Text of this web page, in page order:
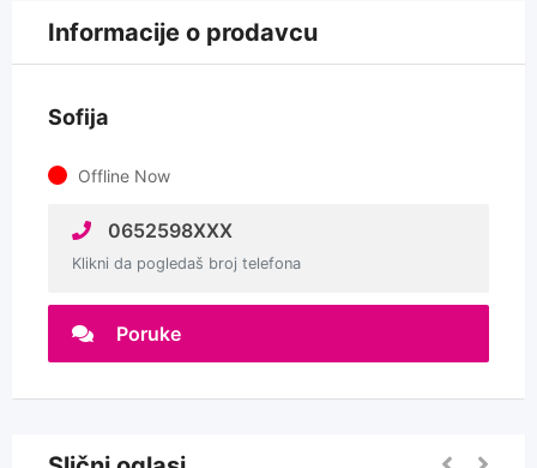
Informacije o prodavcu
Sofija
Offline Now
0652598XXX
Klikni da pogledaš broj telefona
Poruke